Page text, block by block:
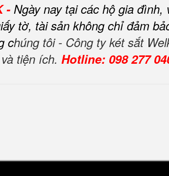
- Ngày nay tại các hộ gia
tờ, tài sản không chỉ đảm
chúng tôi - Công ty két sắt
tiện ích. Hotline: 098 277